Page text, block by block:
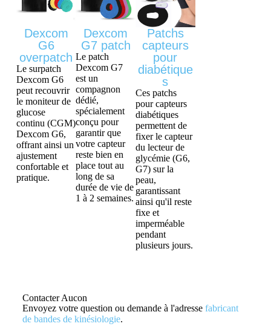
Dexcom
G6
overpatch
Le surpatch
Dexcom G6
peut recouvrir
le moniteur de
glucose
continu (CGM)
Dexcom G6,
offrant ainsi un
ajustement
confortable et
pratique.
Dexcom
G7 patch
Le patch
Dexcom G7
est un
compagnon
dédié,
spécialement
conçu pour
garantir que
votre capteur
reste bien en
place tout au
long de sa
durée de vie de
1 à 2 semaines.
Patchs
capteurs
pour
diabétique
s
Ces patchs
pour capteurs
diabétiques
permettent de
fixer le capteur
du lecteur de
glycémie (G6,
G7) sur la
peau,
garantissant
ainsi qu'il reste
fixe et
imperméable
pendant
plusieurs jours.
Contacter Aucon
Envoyez votre question ou demande à l'adresse fabricant
de bandes de kinésiologie.